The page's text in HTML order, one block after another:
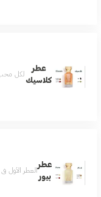
عطر
كلاسيك
لكل محب
عطر
بيور
العطر الأول